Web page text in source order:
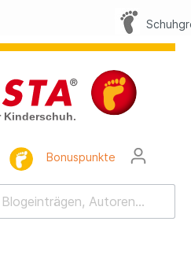
Schuhgröße finden
Bonuspunkte